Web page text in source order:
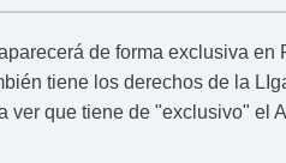
de forma exclusiva en
tiene los derechos de la
ver que tiene de "exclusivo" el